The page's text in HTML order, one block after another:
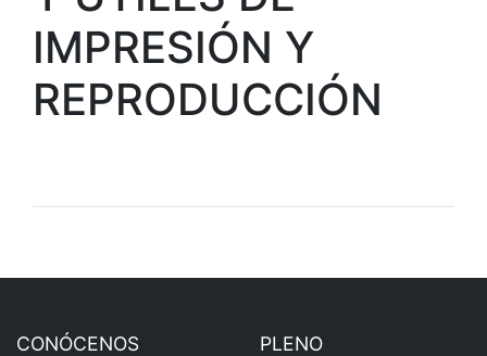
IMPRESIÓN Y
REPRODUCCIÓN
CONÓCENOS PLENO